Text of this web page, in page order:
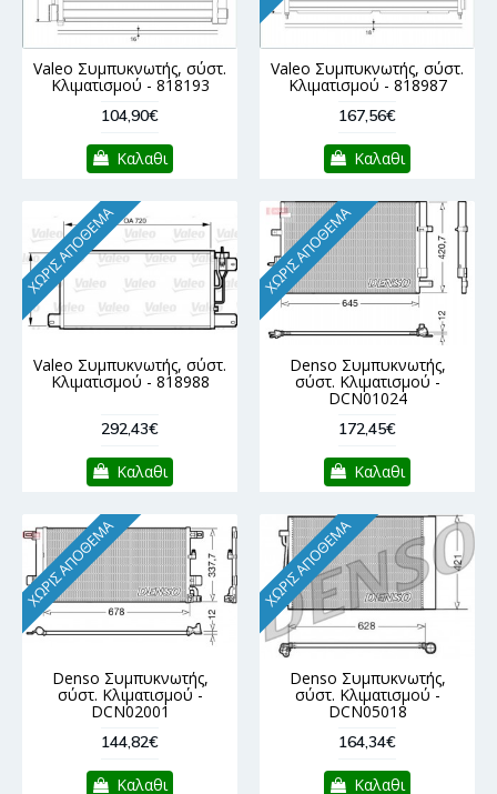
Valeo Συμπυκνωτής, σύστ.
Κλιματισμού - 818193
104,90€
Καλαθι
Valeo Συμπυκνωτής, σύστ.
Κλιματισμού - 818987
167,56€
Καλαθι
ΧΩΡΊΣ ΑΠΌΘΕΜΑ
Valeo Συμπυκνωτής, σύστ.
Κλιματισμού - 818988
292,43€
Καλαθι
ΧΩΡΊΣ ΑΠΌΘΕΜΑ
Denso Συμπυκνωτής,
σύστ. Κλιματισμού -
DCN01024
172,45€
Καλαθι
ΧΩΡΊΣ ΑΠΌΘΕΜΑ
Denso Συμπυκνωτής,
σύστ. Κλιματισμού -
DCN02001
144,82€
Καλαθι
ΧΩΡΊΣ ΑΠΌΘΕΜΑ
Denso Συμπυκνωτής,
σύστ. Κλιματισμού -
DCN05018
164,34€
Καλαθι